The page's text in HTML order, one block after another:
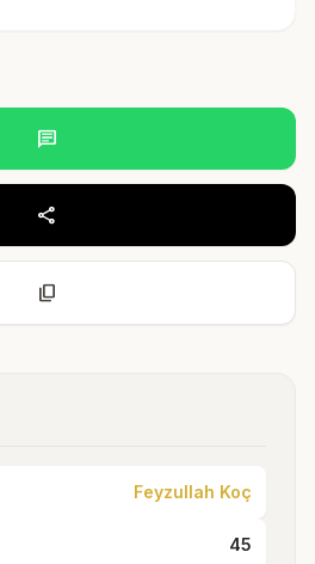
chat
share
content_copy
Feyzullah Koç
45